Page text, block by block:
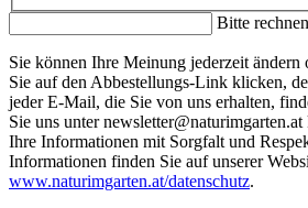
Bitte
Sie können Ihre Meinung jederzeit
Sie auf den Abbestellungs-Link klicken,
jeder E-Mail, die Sie von uns erhalten,
Sie uns unter
Ihre Informationen mit Sorgfalt und
Informationen finden Sie auf unserer
www.naturimgarten.at/datenschutz.